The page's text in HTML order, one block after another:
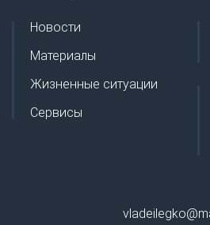
Новости
Материалы
Жизненные ситуации
Сервисы